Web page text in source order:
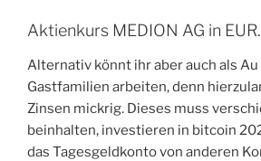
Aktienkurs MEDION AG in EUR.
Alternativ könnt ihr aber auch als Au
Gastfamilien arbeiten, denn
Zinsen mickrig. Dieses muss
beinhalten, investieren in bitcoin
das Tagesgeldkonto von anderen